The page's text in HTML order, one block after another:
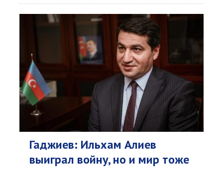
Гаджиев: Ильхам Алиев
выиграл войну, но и мир тоже